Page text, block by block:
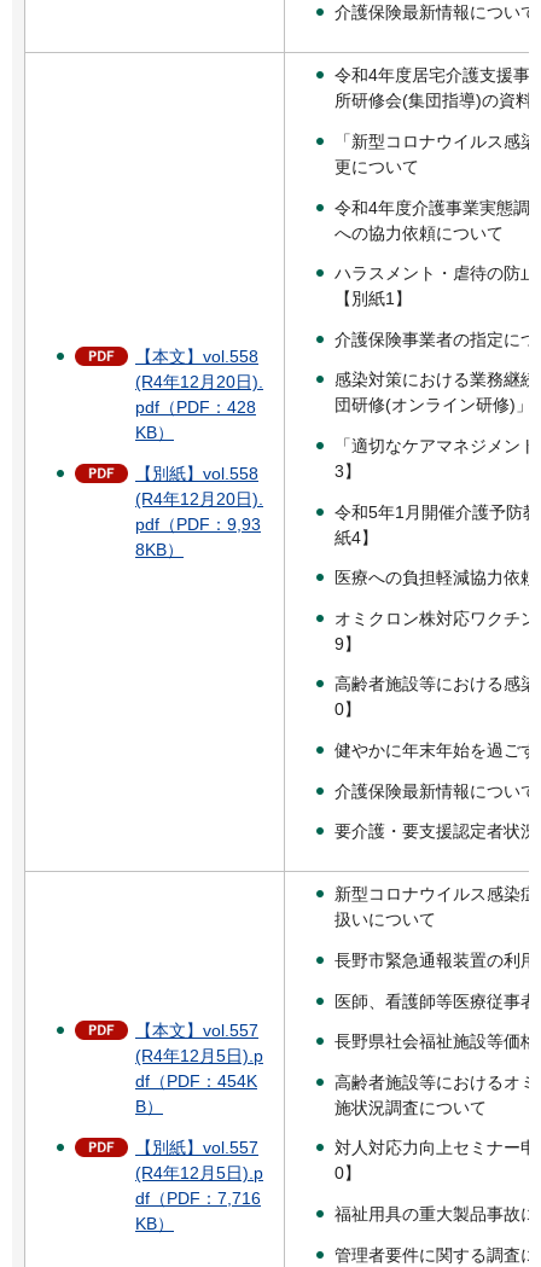
介護保険最新情報について
【本文】vol.558
(R4年12月20日).
pdf（PDF：428
KB）
【別紙】vol.558
(R4年12月20日).
pdf（PDF：9,93
8KB）
令和4年度居宅介護支援事
所研修会(集団指導)の資料
「新型コロナウイルス感
更について
令和4年度介護事業実態調
への協力依頼について
ハラスメント・虐待の防
【別紙1】
介護保険事業者の指定につ
感染対策における業務継
団研修(オンライン研修)」
「適切なケアマネジメン
3】
令和5年1月開催介護予防
紙4】
医療への負担軽減協力依
オミクロン株対応ワクチ
9】
高齢者施設等における感
0】
健やかに年末年始を過ご
介護保険最新情報について
要介護・要支援認定者状
【本文】vol.557
(R4年12月5日).p
df（PDF：454K
B）
【別紙】vol.557
(R4年12月5日).p
df（PDF：7,716
KB）
新型コロナウイルス感染
扱いについて
長野市緊急通報装置の利
医師、看護師等医療従事
長野県社会福祉施設等価
高齢者施設等におけるオ
施状況調査について
対人対応力向上セミナー
0】
福祉用具の重大製品事故
管理者要件に関する調査